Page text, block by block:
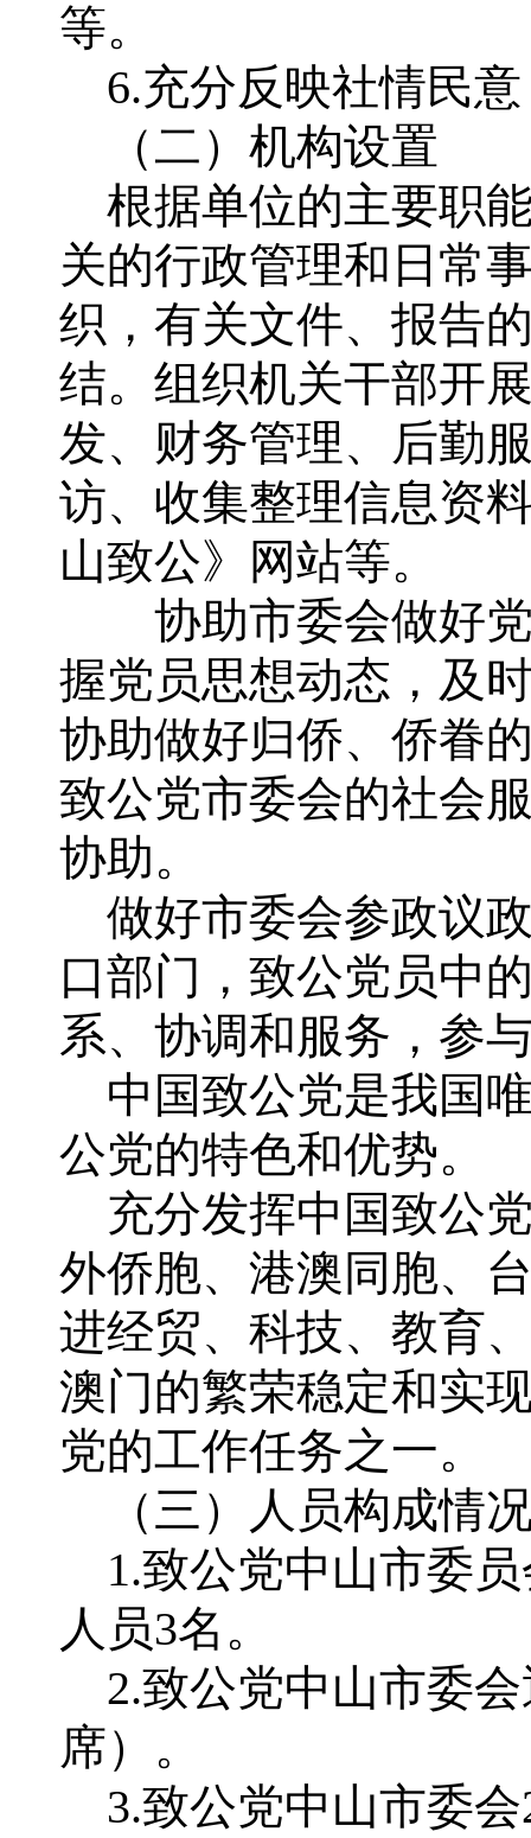
等。
6.充分反映社情民意
（二）机构设置
根据单位的主要职
关的行政管理和日常
织，有关文件、报告
结。组织机关干部开
发、财务管理、后勤
访、收集整理信息资
山致公》网站等。
协助市委会做好党
握党员思想动态，及
协助做好归侨、侨眷
致公党市委会的社会
协助。
做好市委会参政议
口部门，致公党员中
系、协调和服务，参
中国致公党是我国
公党的特色和优势。
充分发挥中国致公
外侨胞、港澳同胞、
进经贸、科技、教育
澳门的繁荣稳定和实
党的工作任务之一。
（三）人员构成情
1.致公党中山市委员
人员3名。
2.致公党中山市委会
席）。
3.致公党中山市委会